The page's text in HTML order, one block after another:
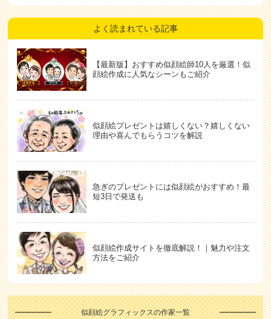
よく読まれている記事
【最新版】おすすめ似顔絵師10人を厳選！似
顔絵作成に人気なシーンもご紹介
似顔絵プレゼントは嬉しくない？嬉しくない
理由や喜んでもらうコツを解説
急ぎのプレゼントには似顔絵がおすすめ！最
短3日で発送も
似顔絵作成サイトを徹底解説！｜魅力や注文
方法をご紹介
似顔絵グラフィックスの作家一覧